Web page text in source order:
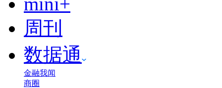
周刊
数据通
金融我闻
商圈